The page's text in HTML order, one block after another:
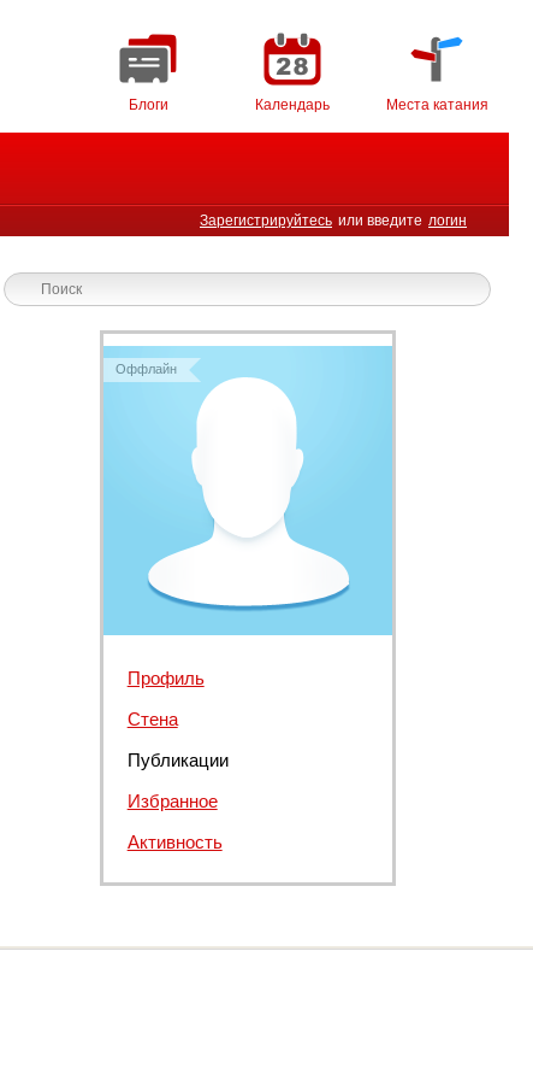
Блоги Календарь Места катания
Зарегистрируйтесь или введите логин
Оффлайн
Профиль
Стена
Публикации
Избранное
Активность